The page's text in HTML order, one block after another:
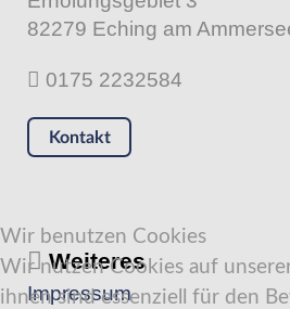
82279 Eching am
0175 2232584
Kontakt
Weiteres
Impressum
Wir benutzen Cookies
Wir nutzen Cookies auf
ihnen sind essenziell für den